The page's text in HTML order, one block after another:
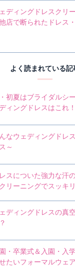
ディングドレスクリ
他店で断られたドレス
よく読まれている記
初夏はブライダルシ
ィングドレスはこれ！
なウェディングドレ
～
レスについた強力な汗
リーニングでスッキ
ディングドレスの真
・卒業式＆入園・入
たいフォーマルウェア